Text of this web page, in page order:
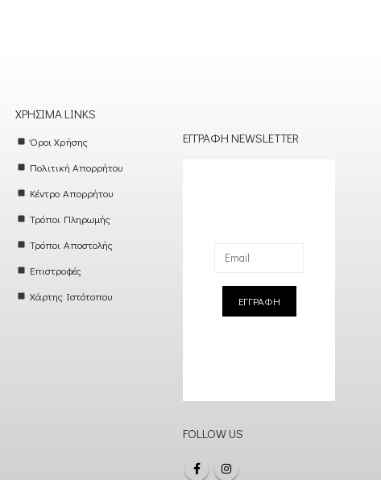
ΧΡΉΣΙΜΑ LINKS
Όροι Χρήσης
Πολιτική Απορρήτου
Κέντρο Απορρήτου
Τρόποι Πληρωμής
Τρόποι Αποστολής
Επιστροφές
Χάρτης Ιστότοπου
ΕΓΓΡΑΦΉ NEWSLETTER
ΕΓΓΡΑΦΗ
FOLLOW US